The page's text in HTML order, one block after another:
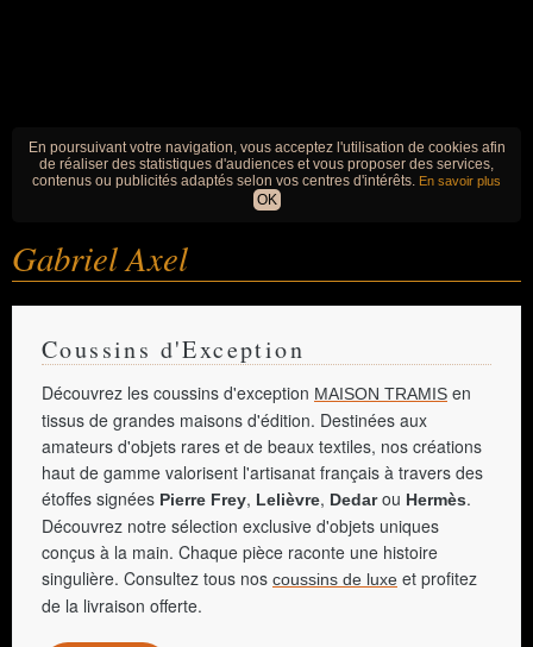
En poursuivant votre navigation, vous acceptez l'utilisation de cookies afin
de réaliser des statistiques d'audiences et vous proposer des services,
contenus ou publicités adaptés selon vos centres d'intérêts. En savoir plus
OK
Gabriel Axel
Coussins d'Exception
Découvrez les coussins d'exception MAISON TRAMIS en
tissus de grandes maisons d'édition. Destinées aux
amateurs d'objets rares et de beaux textiles, nos créations
haut de gamme valorisent l'artisanat français à travers des
étoffes signées Pierre Frey, Lelièvre, Dedarou Hermès.
Découvrez notre sélection exclusive d'objets uniques
conçus à la main. Chaque pièce raconte une histoire
singulière. Consultez tous nos coussins de luxe et profitez
de la livraison offerte.